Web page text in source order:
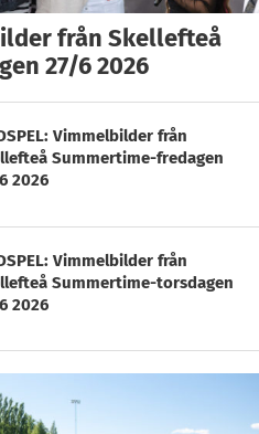
från Skellefteå
27/6 2026
Vimmelbilder från
Summertime-fredagen
2026
Vimmelbilder från
Summertime-torsdagen
2026